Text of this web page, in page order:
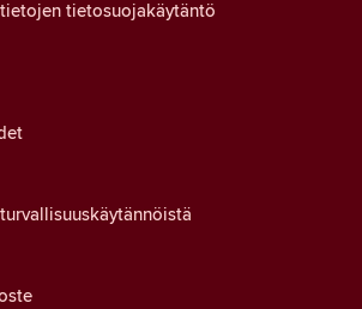
tietosuojakäytäntö